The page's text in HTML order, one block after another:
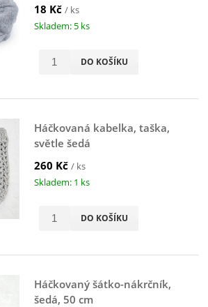
18 Kč / ks
Skladem: 5 ks
DO KOŠÍKU
Háčkovaná kabelka, taška,
světle šedá
260 Kč / ks
Skladem: 1 ks
DO KOŠÍKU
Háčkovaný šátko-nákrčník,
šedá, 50 cm